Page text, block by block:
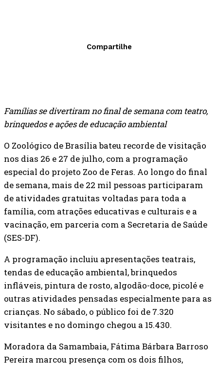
Compartilhe
Famílias se divertiram no final de semana com teatro,
brinquedos e ações de educação ambiental
O Zoológico de Brasília bateu recorde de visitação
nos dias 26 e 27 de julho, com a programação
especial do projeto Zoo de Feras. Ao longo do final
de semana, mais de 22 mil pessoas participaram
de atividades gratuitas voltadas para toda a
família, com atrações educativas e culturais e a
vacinação, em parceria com a Secretaria de Saúde
(SES-DF).
A programação incluiu apresentações teatrais,
tendas de educação ambiental, brinquedos
infláveis, pintura de rosto, algodão-doce, picolé e
outras atividades pensadas especialmente para as
crianças. No sábado, o público foi de 7.320
visitantes e no domingo chegou a 15.430.
Moradora da Samambaia, Fátima Bárbara Barroso
Pereira marcou presença com os dois filhos,